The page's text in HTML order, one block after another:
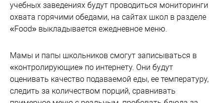
учебных заведениях будут проводиться мониторинги
охвата горячими обедами, на сайтах школ в разделе
«Food» выкладывается ежедневное меню.
Мамы и папы школьников смогут записываться в
«контролирующие» по интернету. Они будут
оценивать качество подаваемой еды, ее температуру,
следить за количеством порций, сравнивать